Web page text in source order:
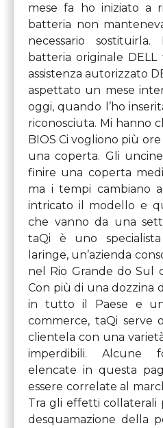
mese fa ho iniziato a
batteria non
necessario
batteria originale
assistenza autorizzato
aspettato un mese
oggi, quando l’ho
riconosciuta. Mi hanno
BIOS Ci vogliono più
una coperta. Gli
finire una coperta
ma i tempi cambiano
intricato il modello e
che vanno da una
taQi è uno
laringe, un’azienda
nel Rio Grande do Sul
Con più di una dozzina
in tutto il Paese e
commerce, taQi serve
clientela con una
imperdibili. Alcune
elencate in questa
essere correlate al
Tra gli effetti collaterali
desquamazione della